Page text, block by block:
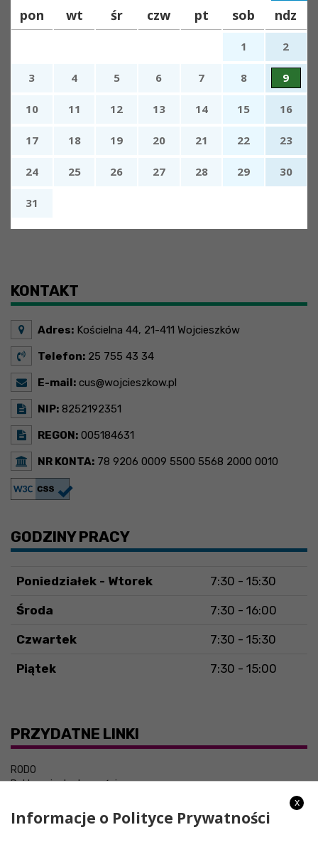
pon wt śr czw pt sob ndz
1 2
3 4 5 6 7 8 9
10 11 12 13 14 15 16
17 18 19 20 21 22 23
24 25 26 27 28 29 30
31
KONTAKT
Adres: Kościelna 44, 21-411 Wojcieszków
Telefon: 25 755 43 34
E-mail: cus@wojcieszkow.pl
NIP: 8252192351
REGON: 005184631
NR KONTA: 78 9206 0009 5500 5568 2000 0010
GODZINY PRACY
Poniedziałek - Wtorek 7:30 - 15:30
Środa 7:30 - 16:00
Czwartek 7:30 - 15:30
Piątek 7:30 - 15:00
PRZYDATNE LINKI
RODO
Deklaracja dostępności
x
Informacje o Polityce Prywatności